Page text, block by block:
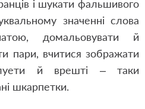
і шукати фальшивого
значенні слова
домальовувати й
пари, вчитися зображати
й врешті – таки
шкарпетки.